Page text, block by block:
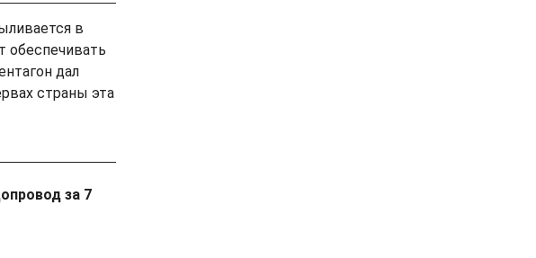
в
обеспечивать
дал
страны эта
за 7